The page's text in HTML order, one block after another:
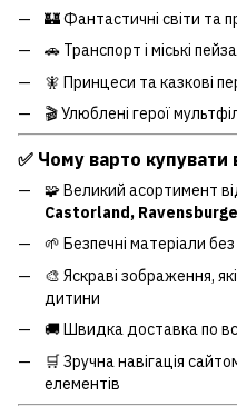
🏰 Фантастичні світи та
🚗 Транспорт і міські
🧚 Принцеси та казкові
🎬 Улюблені герої
✅ Чому варто купувати
🧩 Великий асортимент
Castorland,
🌱 Безпечні матеріали
🎨 Яскраві зображення,
дитини
🚚 Швидка доставка по
🛒 Зручна навігація
елементів